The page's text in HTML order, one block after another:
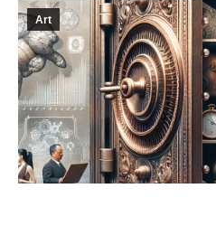
Art